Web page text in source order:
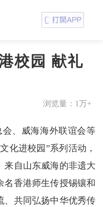
校园 献礼
浏览量： 1万+
、威海海外联谊会等
化进校园”系列活动，
来自山东威海的非遗大
名香港师生传授锡镶和
、共同弘扬中华优秀传